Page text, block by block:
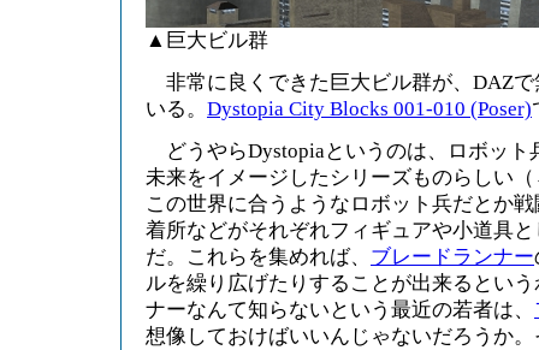
▲巨大ビル群
非常に良くできた巨大ビル群が、DAZ
いる。 Dystopia City Blocks 001-010 (Poser)
どうやらDystopiaというのは、ロボット
未来をイメージしたシリーズものらしい
この世界に合うようなロボット兵だとか
着所などがそれぞれフィギュアや小道具
だ。これらを集めれば、 ブレードランナー
ルを繰り広げたりすることが出来るとい
ナーなんて知らないという最近の若者は、
想像しておけばいいんじゃないだろうか